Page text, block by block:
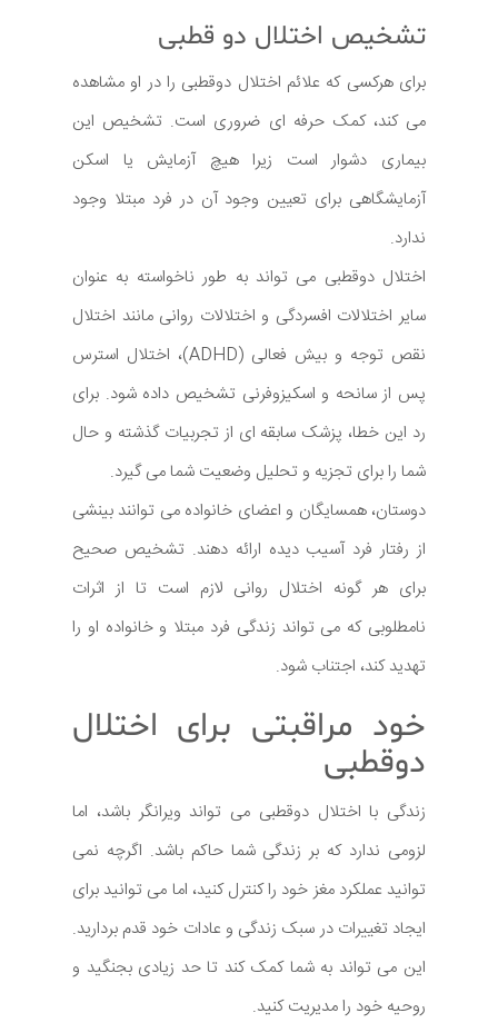
تشخیص اختلال دو قطبی
برای هرکسی که علائم اختلال دوقطبی را در او مشاهده
می کند، کمک حرفه ای ضروری است. تشخیص این
بیماری دشوار است زیرا هیچ آزمایش یا اسکن
آزمایشگاهی برای تعیین وجود آن در فرد مبتلا وجود
ندارد.
اختلال دوقطبی می تواند به طور ناخواسته به عنوان
سایر اختلالات افسردگی و اختلالات روانی مانند اختلال
نقص توجه و بیش فعالی (ADHD)، اختلال استرس
پس از سانحه و اسکیزوفرنی تشخیص داده شود. برای
رد این خطا، پزشک سابقه ای از تجربیات گذشته و حال
شما را برای تجزیه و تحلیل وضعیت شما می گیرد.
دوستان، همسایگان و اعضای خانواده می توانند بینشی
از رفتار فرد آسیب دیده ارائه دهند. تشخیص صحیح
برای هر گونه اختلال روانی لازم است تا از اثرات
نامطلوبی که می تواند زندگی فرد مبتلا و خانواده او را
تهدید کند، اجتناب شود.
خود مراقبتی برای اختلال
دوقطبی
زندگی با اختلال دوقطبی می تواند ویرانگر باشد، اما
لزومی ندارد که بر زندگی شما حاکم باشد. اگرچه نمی
توانید عملکرد مغز خود را کنترل کنید، اما می توانید برای
ایجاد تغییرات در سبک زندگی و عادات خود قدم بردارید.
این می تواند به شما کمک کند تا حد زیادی بجنگید و
روحیه خود را مدیریت کنید.